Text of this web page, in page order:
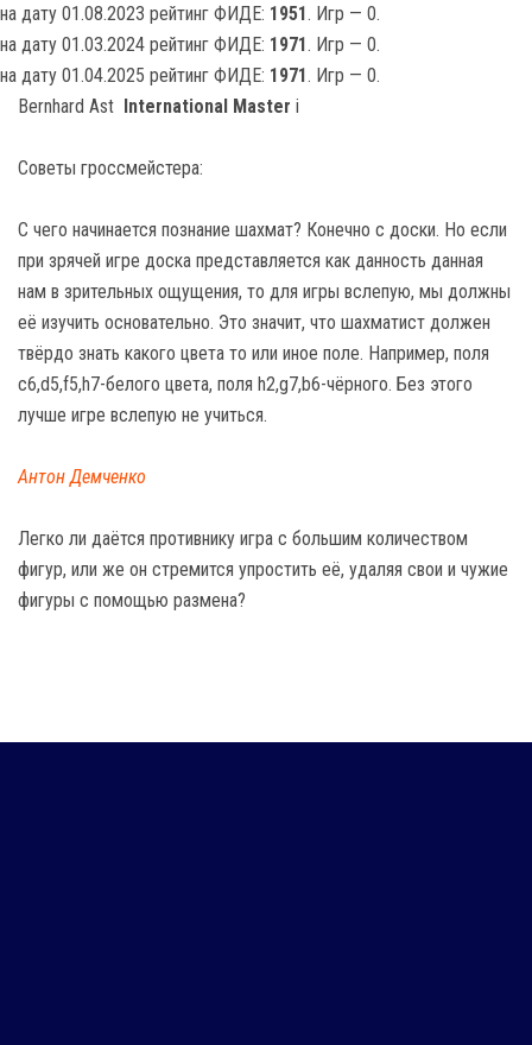
на дату 01.08.2023 рейтинг ФИДЕ: 1951. Игр — 0.
на дату 01.03.2024 рейтинг ФИДЕ: 1971. Игр — 0.
на дату 01.04.2025 рейтинг ФИДЕ: 1971. Игр — 0.
Bernhard Ast International Master i
Советы гроссмейстера:
С чего начинается познание шахмат? Конечно с доски. Но если
при зрячей игре доска представляется как данность данная
нам в зрительных ощущения, то для игры вслепую, мы должны
её изучить основательно. Это значит, что шахматист должен
твёрдо знать какого цвета то или иное поле. Например, поля
c6,d5,f5,h7-белого цвета, поля h2,g7,b6-чёрного. Без этого
лучше игре вслепую не учиться.
Антон Демченко
Легко ли даётся противнику игра с большим количеством
фигур, или же он стремится упростить её, удаляя свои и чужие
фигуры с помощью размена?